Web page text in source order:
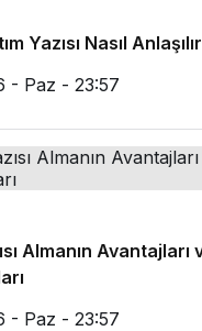
Yazısı Nasıl
- Paz - 23:57
Almanın Avantajları
- Paz - 23:57